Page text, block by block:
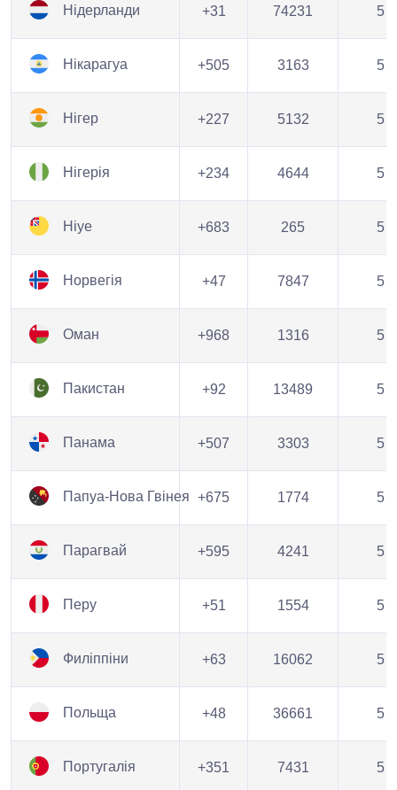
Нідерланди +31 74231 5
Нікарагуа +505 3163 5
Нігер +227 5132 5
Нігерія +234 4644 5
Ніуе +683 265 5
Норвегія +47 7847 5
Оман +968 1316 5
Пакистан +92 13489 5
Панама +507 3303 5
Папуа-Нова Гвінея +675 1774 5
Парагвай +595 4241 5
Перу +51 1554 5
Филіппіни +63 16062 5
Польща +48 36661 5
Португалія +351 7431 5